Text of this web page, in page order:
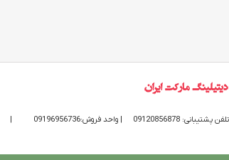
تلفن پشتیبانی: 09120856878 | واحد فروش:09196956736